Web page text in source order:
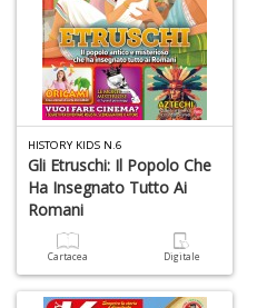
HISTORY KIDS N.6
Gli Etruschi: Il Popolo Che
Ha Insegnato Tutto Ai
Romani
Cartacea Digitale